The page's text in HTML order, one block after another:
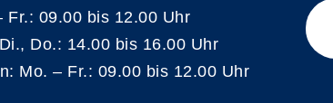
Fr.: 09.00 bis 12.00 Uhr
Do.: 14.00 bis 16.00 Uhr
Mo. – Fr.: 09.00 bis 12.00 Uhr